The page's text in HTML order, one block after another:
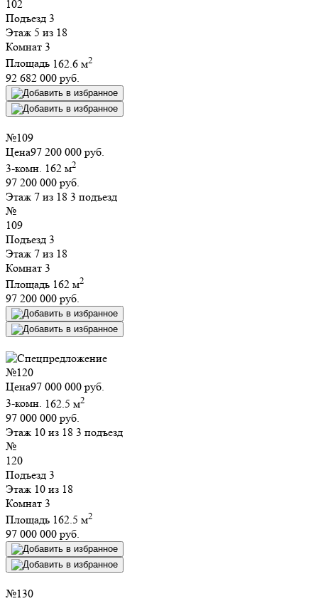
102
Подъезд 3
Этаж 5 из 18
Комнат 3
Площадь 162.6 м2
92 682 000 руб.
№109
Цена97 200 000 руб.
3-комн. 162 м2
97 200 000 руб.
Этаж 7 из 18 3 подъезд
№
109
Подъезд 3
Этаж 7 из 18
Комнат 3
Площадь 162 м2
97 200 000 руб.
№120
Цена97 000 000 руб.
3-комн. 162.5 м2
97 000 000 руб.
Этаж 10 из 18 3 подъезд
№
120
Подъезд 3
Этаж 10 из 18
Комнат 3
Площадь 162.5 м2
97 000 000 руб.
№130